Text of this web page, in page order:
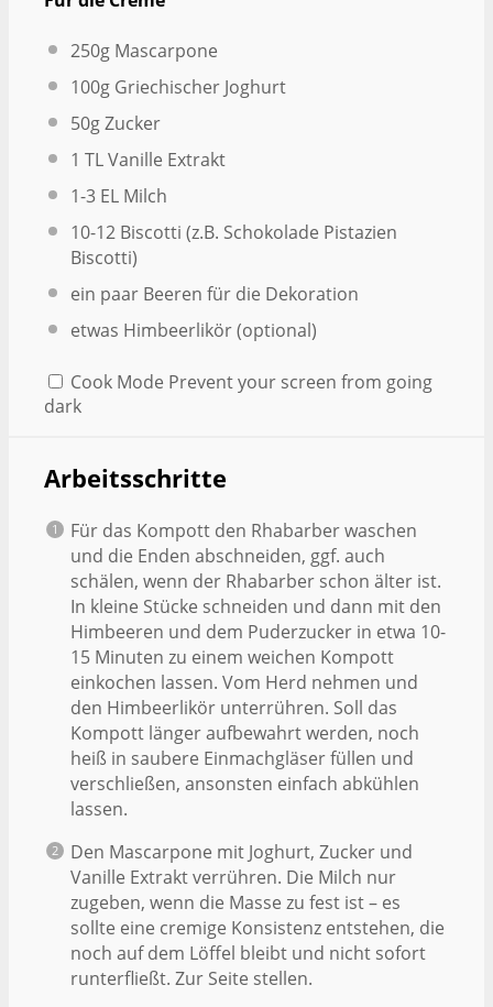
250g Mascarpone
100g Griechischer Joghurt
50gZucker
1 TL Vanille Extrakt
1-3 EL Milch
10-12 Biscotti (z.B. Schokolade Pistazien
Biscotti)
ein paar Beeren für die Dekoration
etwas Himbeerlikör (optional)
Cook Mode Prevent your screen from going
dark
Arbeitsschritte
Für das Kompott den Rhabarber waschen
und die Enden abschneiden, ggf. auch
schälen, wenn der Rhabarber schon älter ist.
In kleine Stücke schneiden und dann mit den
Himbeeren und dem Puderzucker in etwa 10-
15 Minuten zu einem weichen Kompott
einkochen lassen. Vom Herd nehmen und
den Himbeerlikör unterrühren. Soll das
Kompott länger aufbewahrt werden, noch
heiß in saubere Einmachgläser füllen und
verschließen, ansonsten einfach abkühlen
lassen.
Den Mascarpone mit Joghurt, Zucker und
Vanille Extrakt verrühren. Die Milch nur
zugeben, wenn die Masse zu fest ist – es
sollte eine cremige Konsistenz entstehen, die
noch auf dem Löffel bleibt und nicht sofort
runterfließt. Zur Seite stellen.